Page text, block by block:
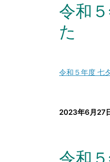
令和
た
令和５年度 七
2023年6月27
令和